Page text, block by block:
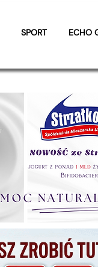
SPORT ECHO